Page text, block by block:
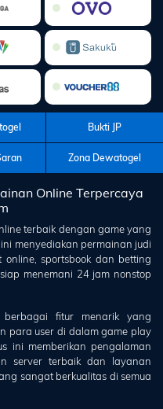
Bukti JP
Zona Dewatogel
Online Terpercaya
terbaik dengan game yang
menyediakan permainan judi
online, sportsbook dan betting
menemani 24 jam nonstop
fitur menarik yang
para user di dalam game play
ini memberikan pengalaman
server terbaik dan layanan
sangat berkualitas di semua